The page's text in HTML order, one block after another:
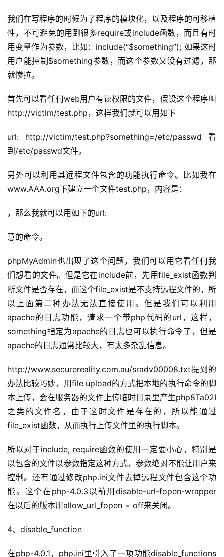
我们在写程序的时候为了程序的模块化，以及程序的可移植
性，不可避免的用到很多require或include函数，而且有时
用变量作为参数，比如：include(“$something”); 如果这时
用户能控制$something参数，而这个参数又没有过滤，那
就惨拉。
首先可以看任何web用户有读权限的文件，假设这个程序叫
http://victim/test.php，这样我们就可以用如下
url: http://victim/test.php?something=/etc/passwd 看
到/etc/passwd文件。
另外可以利用其远程文件包含的功能执行命令。比如我在
www.AAA.org下建立一个文件test.php，内容是：
，那么我就可以用如下的url:
意的命令。
phpMyAdmin也出现了这个问题，我们可以用它看任何我
们想看的文件。但是它在include前，先用file_exist函数判
断文件是否存在，而这个file_exist是不支持远程文件的，所
以上面第二种办法无法直接使用。但是我们可以利用
apache的日志功能，请求一个带php代码的url，这样，
something指定为apache的日志也可以执行命令了，但是
apache的日志通常比较大，有太多杂乱信息。
http://www.securereality.com.au/sradv00008.txt提到的
办法比较巧妙，用file upload的方式把本地的执行命令的脚
本上传，会在服务器的文件上传临时目录里产生php8Ta02I
之类的文件名，由于这时文件是存在的，所以能通过
file_exist函数，从而执行上传文件里的执行脚本。
所以对于include, require函数的使用一定要小心，特别是
以包含的文件以参数指定这种方式，参数绝对不能让用户来
控制。还有通过修改php.ini文件去掉远程文件包含这个功
能。这个在php-4.0.3以前用disable-url-fopen-wrapper
在以后的版本用allow_url_fopen = off来关闭。
4、disable_function
在php-4.0.1，php.ini里引入了一项功能disable_functions